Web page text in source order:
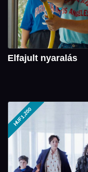
Elfajult nyaralás
HUF1,200